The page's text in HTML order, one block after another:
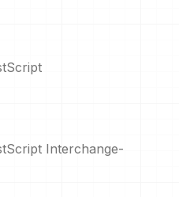
Interchange-